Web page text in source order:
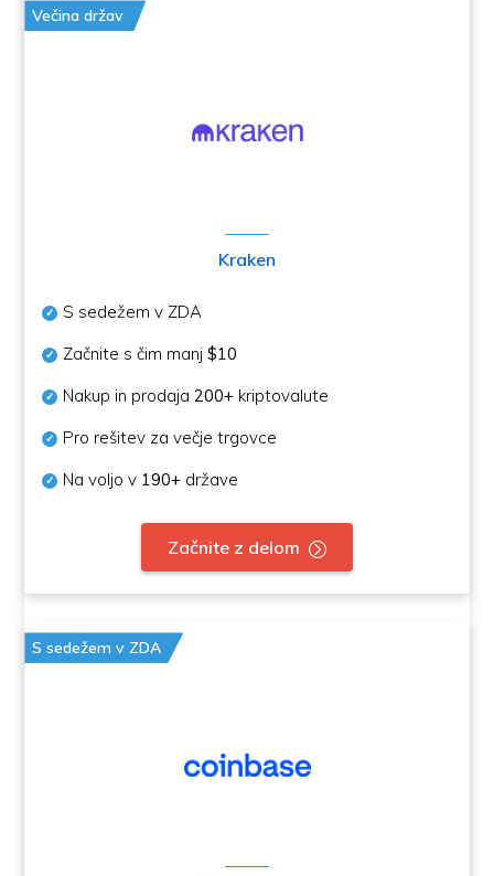
Večina držav
Kraken
S sedežem v ZDA
Začnite s čim manj$10
Nakup in prodaja200+ kriptovalute
Pro rešitev za večje trgovce
Na voljo v 190+ države
Začnite z delom
S sedežem v ZDA